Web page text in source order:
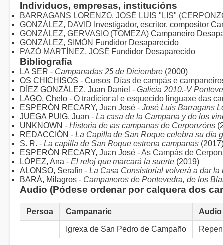
Individuos, empresas, institucións
BARRAGANS LORENZO, JOSÉ LUIS "LIS"
GONZÁLEZ, DAVID Investigador, escritor, compositor
GONZÁLEZ, GERVASIO (TOMEZA) Campaneiro
GONZÁLEZ, SIMÓN Fundidor Desaparecido
PAZÓ MARTÍNEZ, JOSÉ Fundidor Desaparecido
Bibliografía
LA SER - Campanadas 25 de Diciembre (2000)
OS CHICHISOS - Cursos: Días de campás e
DÍEZ GONZÁLEZ, Juan Daniel - Galicia 2010.-V
LAGO, Chelo - O tradicional e esquecido linguaxe das
ESPERÓN RECARY, Juan José - José Luis Barragans
JUEGA PUIG, Juan - La casa de la Campana y de los
UNKNOWN - Historia de las campanas de Cerponzóns
REDACCIÓN - La Capilla de San Roque celebra su día
S. R. - La capilla de San Roque estrena campanas (2017)
ESPERÓN RECARY, Juan José -As Campás de
LÓPEZ, Ana - El reloj que marcará la suerte (2019)
ALONSO, Serafín - La Casa Consistorial volverá a dar la
BARÁ, Milagros - Campaneros de Pontevedra, de los
Audio (Pódese ordenar por calquera dos
Persoa Campanario Audio
Igrexa de San Pedro de Campaño